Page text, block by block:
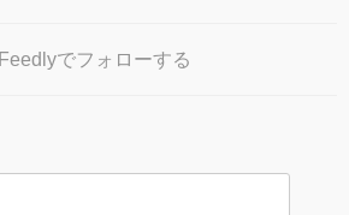
Feedlyでフォローする